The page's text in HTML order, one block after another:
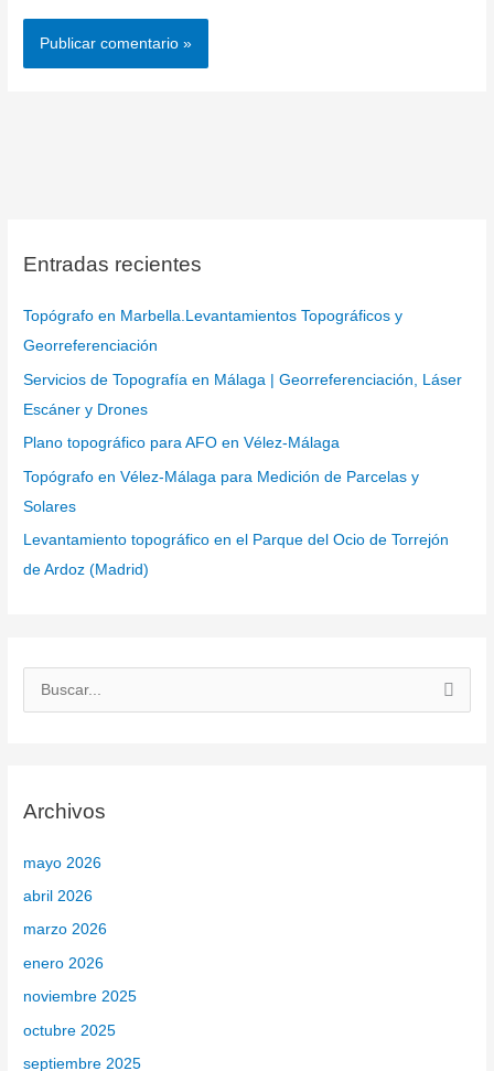
Entradas recientes
Topógrafo en Marbella.Levantamientos Topográficos y
Georreferenciación
Servicios de Topografía en Málaga | Georreferenciación, Láser
Escáner y Drones
Plano topográfico para AFO en Vélez-Málaga
Topógrafo en Vélez-Málaga para Medición de Parcelas y
Solares
Levantamiento topográfico en el Parque del Ocio de Torrejón
de Ardoz (Madrid)
a
o
r
:
Archivos
mayo 2026
abril 2026
marzo 2026
enero 2026
noviembre 2025
octubre 2025
septiembre 2025